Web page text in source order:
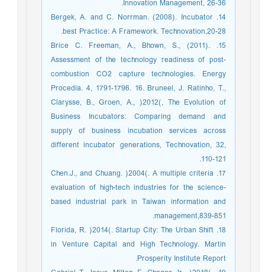
Innovation Management, 26-36.
14. Bergek, A. and C. Norrman. (2008). Incubator
best Practice: A Framework. Technovation,20-28.
15. Brice C. Freeman, A., Bhown, S., (2011).
Assessment of the technology readiness of post-
combustion CO2 capture technologies. Energy
Procedia. 4, 1791-1796. 16. Bruneel, J. Ratinho, T.,
Clarysse, B., Groen, A., )2012(, The Evolution of
Business Incubators: Comparing demand and
supply of business incubation services across
different incubator generations, Technovation, 32,
110-121.
17. Chen.J., and Chuang. )2004(. A multiple criteria
evaluation of high-tech industries for the science-
based industrial park in Taiwan information and
management,839-851.
18. Florida, R. )2014(. Startup City: The Urban Shift
in Venture Capital and High Technology. Martin
Prosperity Institute Report.